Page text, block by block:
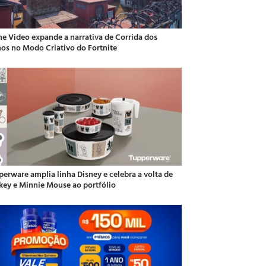
Video expande a narrativa de Corrida dos
no Modo Criativo do Fortnite
amplia linha Disney e celebra a volta de
e Minnie Mouse ao portfólio